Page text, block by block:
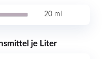
20 ml
je Liter